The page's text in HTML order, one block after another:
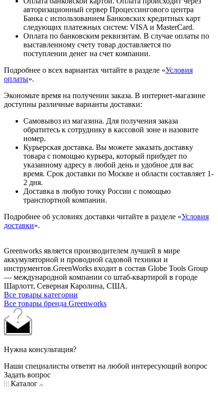
авторизационный сервер Процессингового центра
Банка с использованием Банковских кредитных карт
следующих платежных систем: VISA и MasterCard.
Оплата по банковским реквизитам. В случае оплаты по
выставленному счету товар доставляется по
поступлении денег на счет компании.
Подробнее о всех вариантах читайте в разделе «Условия
оплаты».
Экономьте время на получении заказа. В интернет-магазине
доступны различные варианты доставки:
Самовывоз из магазина. Для получения заказа
обратитесь к сотруднику в кассовой зоне и назовите
номер.
Курьерская доставка. Вы можете заказать доставку
товара с помощью курьера, который прибудет по
указанному адресу в любой день и удобное для вас
время. Срок доставки по Москве и области составляет 1-
2 дня.
Доставка в любую точку России с помощью
транспортной компании.
Подробнее об условиях доставки читайте в разделе «Условия
доставки».
Greenworks является производителем лучшей в мире
аккумуляторной и проводной садовой техники и
инструментов.GreenWorks входит в состав Globe Tools Group
— международной компании со штаб-квартирой в городе
Шарлотт, Северная Каролина, США.
Все товары категории
Все товары бренда Greenworks
Нужна консультация?
Наши специалисты ответят на любой интересующий вопрос
Задать вопрос
Каталог